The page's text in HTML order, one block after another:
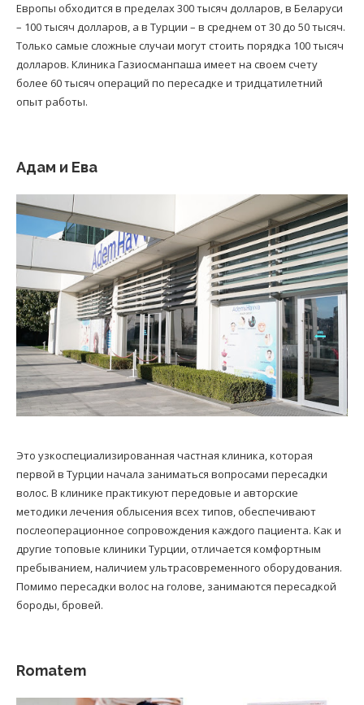
Европы обходится в пределах 300 тысяч долларов, в Беларуси
– 100 тысяч долларов, а в Турции – в среднем от 30 до 50 тысяч.
Только самые сложные случаи могут стоить порядка 100 тысяч
долларов. Клиника Газиосманпаша имеет на своем счету
более 60 тысяч операций по пересадке и тридцатилетний
опыт работы.
Адам и Ева
Это узкоспециализированная частная клиника, которая
первой в Турции начала заниматься вопросами пересадки
волос. В клинике практикуют передовые и авторские
методики лечения облысения всех типов, обеспечивают
послеоперационное сопровождения каждого пациента. Как и
другие топовые клиники Турции, отличается комфортным
пребыванием, наличием ультрасовременного оборудования.
Помимо пересадки волос на голове, занимаются пересадкой
бороды, бровей.
Romatem